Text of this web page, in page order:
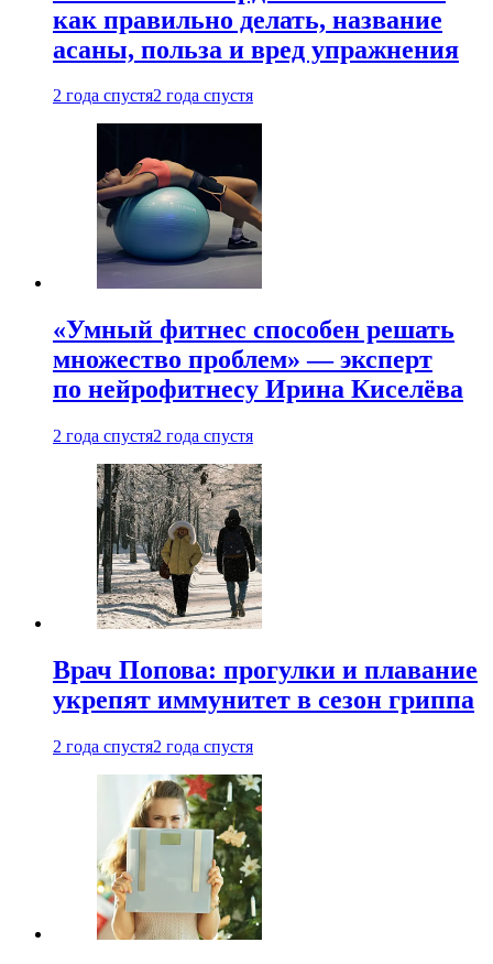
как правильно делать, название
асаны, польза и вред упражнения
2 года спустя2 года спустя
«Умный фитнес способен решать
множество проблем» — эксперт
по нейрофитнесу Ирина Киселёва
2 года спустя2 года спустя
Врач Попова: прогулки и плавание
укрепят иммунитет в сезон гриппа
2 года спустя2 года спустя